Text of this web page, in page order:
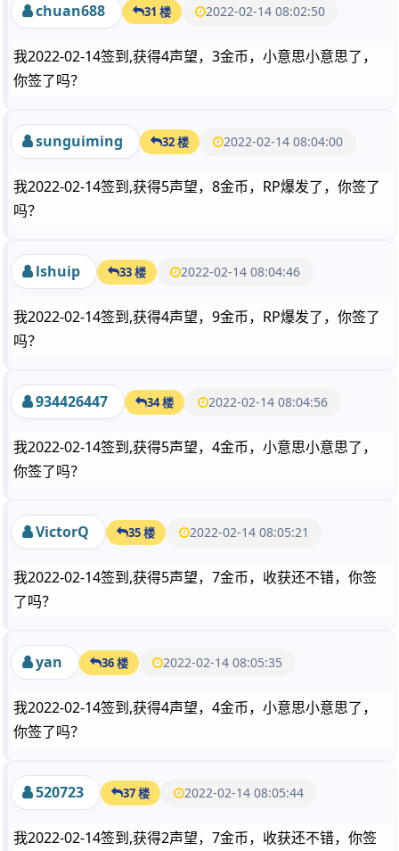
chuan688 31 楼 2022-02-14 08:02:50
我2022-02-14签到,获得4声望，3金币，小意思小意思了，
你签了吗？
sunguiming 32 楼 2022-02-14 08:04:00
我2022-02-14签到,获得5声望，8金币，RP爆发了，你签了
吗？
lshuip 33 楼 2022-02-14 08:04:46
我2022-02-14签到,获得4声望，9金币，RP爆发了，你签了
吗？
934426447 34 楼 2022-02-14 08:04:56
我2022-02-14签到,获得5声望，4金币，小意思小意思了，
你签了吗？
VictorQ 35 楼 2022-02-14 08:05:21
我2022-02-14签到,获得5声望，7金币，收获还不错，你签
了吗？
yan 36 楼 2022-02-14 08:05:35
我2022-02-14签到,获得4声望，4金币，小意思小意思了，
你签了吗？
520723 37 楼 2022-02-14 08:05:44
我2022-02-14签到,获得2声望，7金币，收获还不错，你签